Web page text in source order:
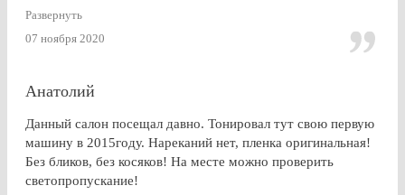
По Работе и в целом претензии нет. Только опоздала к
завершении работ, машина ждала уже готовая меня. Жаль,
что заранее не позвонили.
Развернуть
07 ноября 2020
Анатолий
Данный салон посещал давно. Тонировал тут свою первую
машину в 2015году. Нареканий нет, пленка оригинальная!
Без бликов, без косяков! На месте можно проверить
светопропускание!